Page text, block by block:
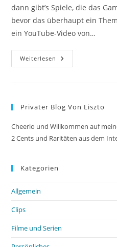
dann gibt’s Spiele, die das
bevor das überhaupt ein
ein YouTube-Video von…
Weiterlesen Vergessene
Gaming-
An
Spiele
Klassiker
Erinnern?
Privater Blog Von Liszto
Cheerio und Willkommen auf
2 Cents und Raritäten aus dem
Kategorien
Allgemein
Clips
Filme und Serien